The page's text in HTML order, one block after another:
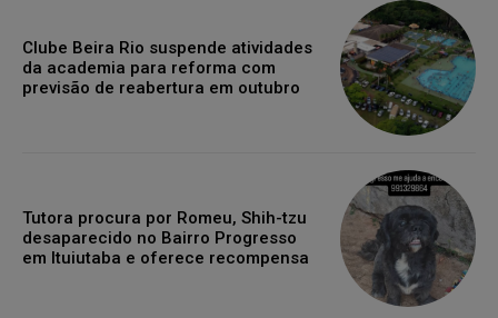
Clube Beira Rio suspende atividades
da academia para reforma com
previsão de reabertura em outubro
Tutora procura por Romeu, Shih-tzu
desaparecido no Bairro Progresso
em Ituiutaba e oferece recompensa